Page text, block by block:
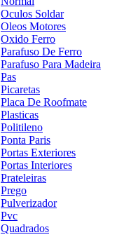
Oculos Soldar
Oleos Motores
Oxido Ferro
Parafuso De Ferro
Parafuso Para Madeira
Pas
Picaretas
Placa De Roofmate
Plasticas
Politileno
Ponta Paris
Portas Exteriores
Portas Interiores
Prateleiras
Prego
Pulverizador
Pvc
Quadrados